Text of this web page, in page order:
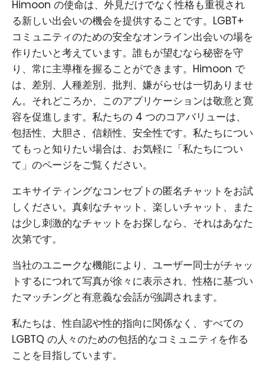
Himoon の使命は、外見だけでなく性格も重視され
る新しい出会いの機会を提供することです。LGBT+
コミュニティのための安全なオンライン出会いの場を
作りたいと考えています。誰もが望むなら秘密を守
り、常に主導権を握ることができます。Himoon で
は、差別、人種差別、批判、嫌がらせは一切ありませ
ん。それどころか、このアプリケーションは敬意と寛
容を促進します。私たちの 4 つのコアバリューは、
包括性、大胆さ、信頼性、安全性です。私たちについ
てもっと知りたい場合は、お気軽に「私たちについ
て」のページをご覧ください。
エキサイティングなコンセプトの匿名チャットをお試
しください。真剣なチャット、楽しいチャット、また
は少し刺激的なチャットをお探しなら、それはあなた
次第です。
当社のユニークな機能により、ユーザー同士がチャッ
トするにつれて写真が徐々に表示され、性格に基づい
たマッチングと有意義な会話が強調されます。
私たちは、性自認や性的指向に関係なく、すべての
LGBTQ の人々のための包括的なコミュニティを作る
ことを目指しています。